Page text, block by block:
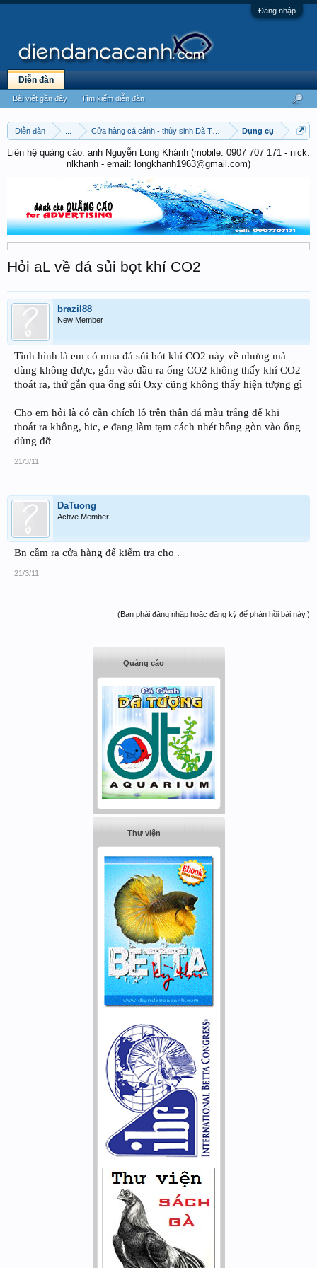
Đăng nhập
Diễn đàn Cửa hàng cá cảnh - thủy sinh Dã Tượng Dụng cụ
Liên hệ quảng cáo: anh Nguyễn Long Khánh (mobile: 0907 707 171 - nick:
nlkhanh - email: longkhanh1963@gmail.com)
Hỏi aL về đá sủi bọt khí CO2
brazil88
New Member
Tình hình là em có mua đá sủi bót khí CO2 này về nhưng mà
dùng không được, gắn vào đầu ra ống CO2 không thấy khí CO2
thoát ra, thứ gắn qua ống sủi Oxy cũng không thấy hiện tượng gì
Cho em hỏi là có cần chích lỗ trên thân đá màu trắng để khi
thoát ra không, hic, e đang làm tạm cách nhét bông gòn vào ống
dùng đỡ
21/3/11
DaTuong
Active Member
Bn cầm ra cửa hàng để kiểm tra cho .
21/3/11
(Bạn phải đăng nhập hoặc đăng ký để phản hồi bài này.)
Quảng cáo
Thư viện
Diễn đàn
Bài viết gần đây Tìm kiếm diễn đàn